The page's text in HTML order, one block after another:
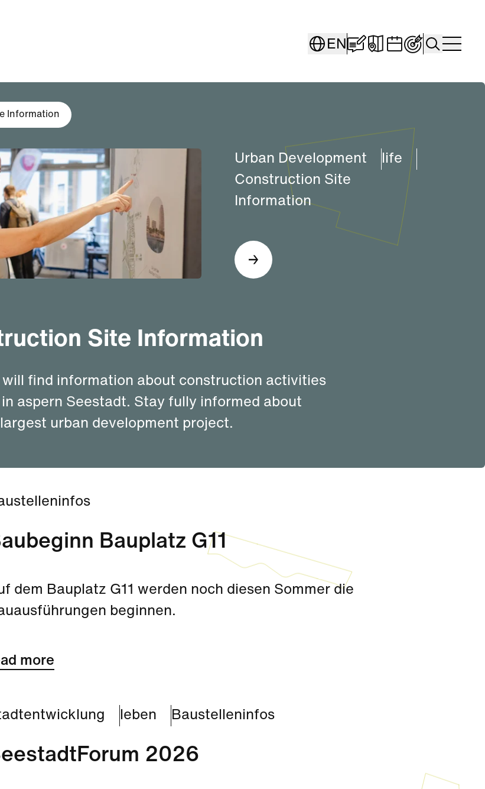
EN Blog "Seestadt
Interaktive Karte
Search
Information
Urban Development
life
Construction Site
Information
Site Information
will find information about construction activities
aspern Seestadt. Stay fully informed about
largest urban development project.
Bauplatz G11
dem Bauplatz G11 werden noch diesen Sommer die
beginnen.
more
leben Baustelleninfos
2026